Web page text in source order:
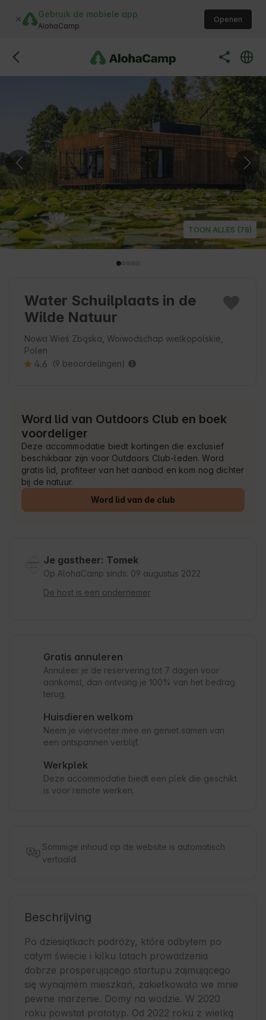
Gebruik de mobiele app
AlohaCamp
Openen
TOON ALLES (78)
Water Schuilplaats in de
Wilde Natuur
Nowa Wieś Zbąska, Woiwodschap wielkopolskie,
Polen
4.6 (9 beoordelingen)
Word lid van Outdoors Club en boek
voordeliger
Deze accommodatie biedt kortingen die exclusief
beschikbaar zijn voor Outdoors Club-leden. Word
gratis lid, profiteer van het aanbod en kom nog dichter
bij de natuur.
Word lid van de club
Je gastheer: Tomek
Op AlohaCamp sinds: 09 augustus 2022
De host is een ondernemer
Gratis annuleren
Annuleer je de reservering tot 7 dagen voor
aankomst, dan ontvang je 100% van het bedrag
terug.
Huisdieren welkom
Neem je viervoeter mee en geniet samen van
een ontspannen verblijf.
Werkplek
Deze accommodatie biedt een plek die geschikt
is voor remote werken.
Sommige inhoud op de website is automatisch
vertaald.
Beschrijving
Po dziesiątkach podróży, które odbyłem po
całym świecie i kilku latach prowadzenia
dobrze prosperującego startupu zajmującego
się wynajmem mieszkań, zakiełkowało we mnie
pewne marzenie. Domy na wodzie. W 2020
roku powstał prototyp. Od 2022 roku z wielką